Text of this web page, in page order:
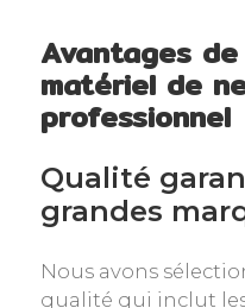
Avantages
matériel de
professionnel
Qualité
grandes
Nous avons
qualité qui inclut